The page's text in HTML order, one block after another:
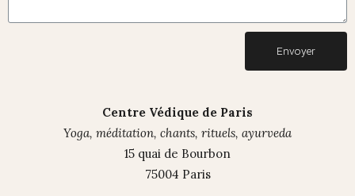
Envoyer
Centre Védique de Paris
Yoga, méditation, chants, rituels, ayurveda
15 quai de Bourbon
75004 Paris